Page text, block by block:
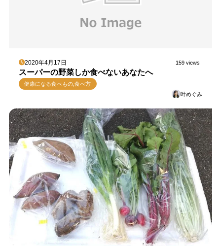
2020年4月17日 159 views
スーパーの野菜しか食べないあなたへ
健康になる食べもの,食べ方
叶めぐみ